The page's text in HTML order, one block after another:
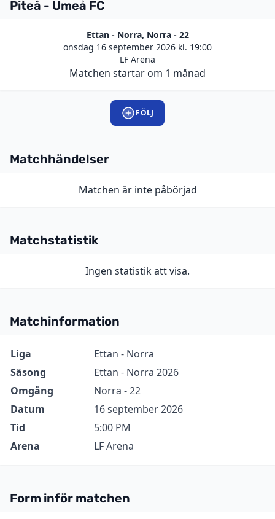
Piteå - Umeå FC
Ettan - Norra, Norra - 22
onsdag 16 september 2026 kl. 19:00
LF Arena
Matchen startar om 1 månad
FÖLJ
Matchhändelser
Matchen är inte påbörjad
Matchstatistik
Ingen statistik att visa.
Matchinformation
Information Värde
Liga
Ettan - Norra
Säsong
Ettan - Norra 2026
Omgång
Norra - 22
Datum
16 september 2026
Tid
5:00 PM
Arena
LF Arena
Form inför matchen